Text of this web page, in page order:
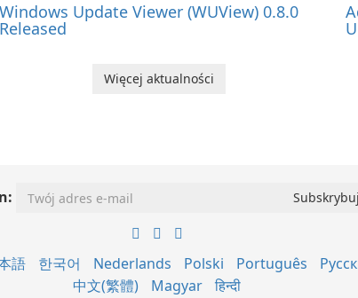
Windows Update Viewer (WUView) 0.8.0
Released
Więcej aktualności
語 한국어 Nederlands Polski Português
中文(繁體)
Magyar हिन्दी